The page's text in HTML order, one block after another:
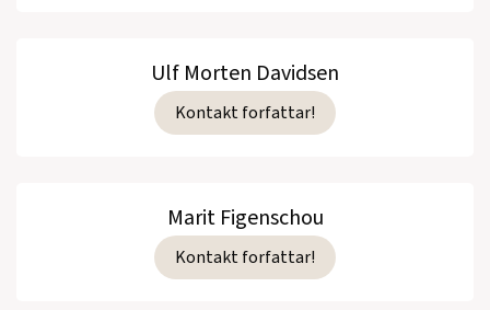
Ulf Morten Davidsen
Kontakt forfattar!
Marit Figenschou
Kontakt forfattar!